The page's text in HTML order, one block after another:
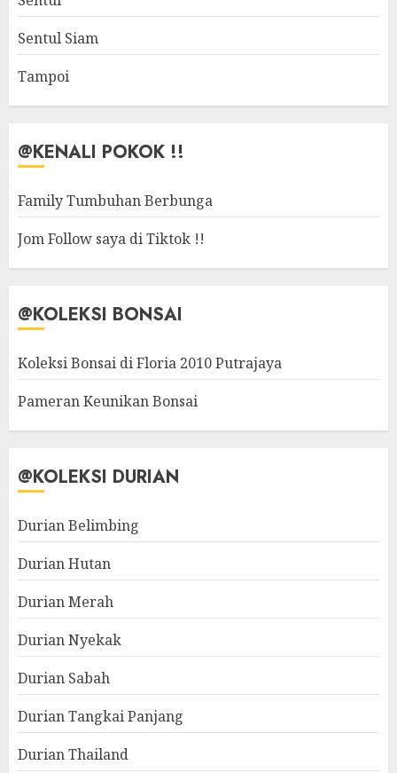
Sentul Siam
Tampoi
@KENALI POKOK !!
Family Tumbuhan Berbunga
Jom Follow saya di Tiktok !!
@KOLEKSI BONSAI
Koleksi Bonsai di Floria 2010 Putrajaya
Pameran Keunikan Bonsai
@KOLEKSI DURIAN
Durian Belimbing
Durian Hutan
Durian Merah
Durian Nyekak
Durian Sabah
Durian Tangkai Panjang
Durian Thailand